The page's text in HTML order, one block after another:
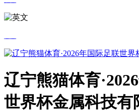
辽宁熊猫体育
世界杯金属科技有